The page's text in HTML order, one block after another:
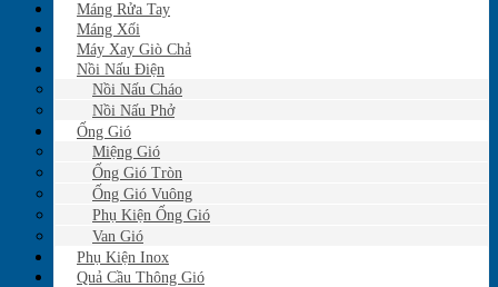
Máng Rửa Tay
Máng Xối
Máy Xay Giò Chả
Nồi Nấu Điện
Nồi Nấu Cháo
Nồi Nấu Phở
Ống Gió
Miệng Gió
Ống Gió Tròn
Ống Gió Vuông
Phụ Kiện Ống Gió
Van Gió
Phụ Kiện Inox
Quả Cầu Thông Gió